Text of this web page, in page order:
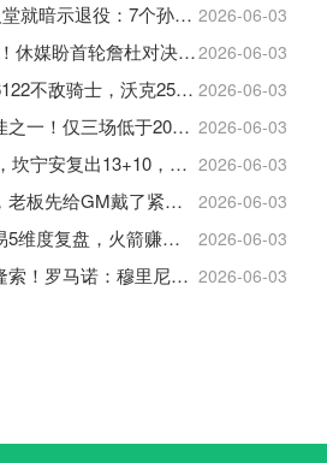
DocRivers刚入选名人堂就暗示退役：7个孙辈等不起了 2026-06-03
火记直言换来KD赢麻！休媒盼首轮詹杜对决：湖人内部生嫌隙利火箭2026-06-03
库明加爆发！老鹰116122不敌骑士，沃克25+4+2+2，约翰逊12+11+6 2026-06-03
小卡直言想成历史最佳之一！仅三场低于20+入巅峰保底最佳三阵 2026-06-03
活塞137111大胜雄鹿，坎宁安复出13+10，杜伦21分9板 2026-06-03
公牛新帅人选还没定，老板先给GM戴了紧箍咒 2026-06-03
盖棺定论！杜兰特交易5维度复盘，火箭赚大了，太阳只赢在未来 2026-06-03
官方：切尔西任命阿隆索！罗马诺：穆里尼奥对重返皇马感到激动！ 2026-06-03